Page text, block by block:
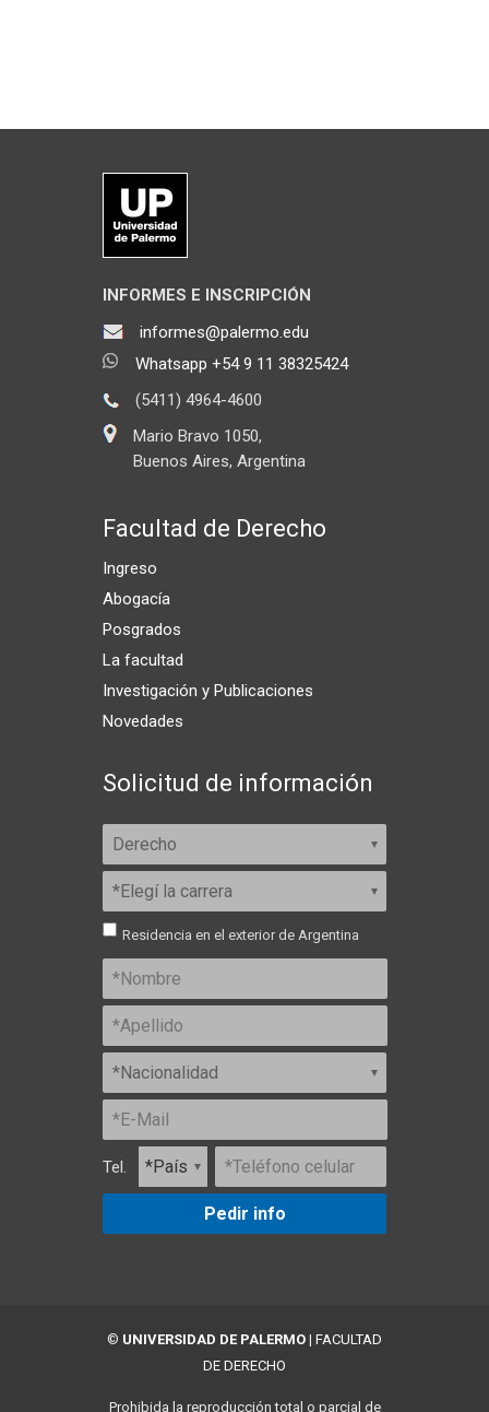
INFORMES E INSCRIPCIÓN
informes@palermo.edu
Whatsapp +54 9 11 38325424
(5411) 4964-4600
Mario Bravo 1050,
Buenos Aires, Argentina
Facultad de Derecho
Ingreso
Abogacía
Posgrados
La facultad
Investigación y Publicaciones
Novedades
Solicitud de información
Residencia en el exterior de Argentina
Tel.
Pedir info
© UNIVERSIDAD DE PALERMO | FACULTAD
DE DERECHO
Prohibida la reproducción total o parcial de